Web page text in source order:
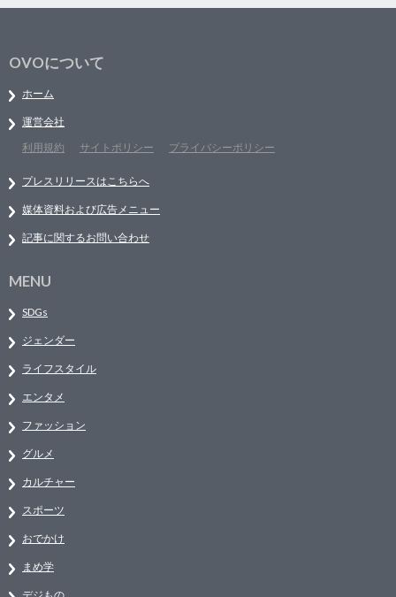
OVOについて
ホーム
運営会社
利用規約
サイトポリシー プライバシーポリシー
プレスリリースはこちらへ
媒体資料および広告メニュー
記事に関するお問い合わせ
MENU
SDGs
ジェンダー
ライフスタイル
エンタメ
ファッション
グルメ
カルチャー
スポーツ
おでかけ
まめ学